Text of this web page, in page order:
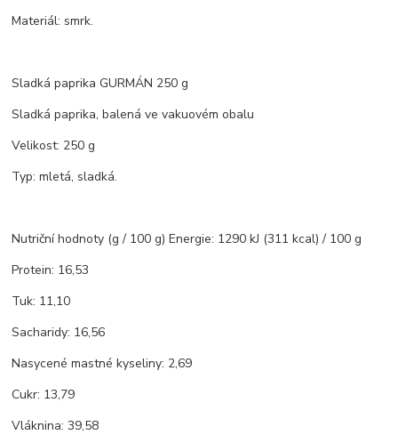
Materiál: smrk.
Sladká paprika GURMÁN 250 g
Sladká paprika, balená ve vakuovém obalu
Velikost: 250 g
Typ: mletá, sladká.
Nutriční hodnoty (g / 100 g) Energie: 1290 kJ (311 kcal) / 100 g
Protein: 16,53
Tuk: 11,10
Sacharidy: 16,56
Nasycené mastné kyseliny: 2,69
Cukr: 13,79
Vláknina: 39,58